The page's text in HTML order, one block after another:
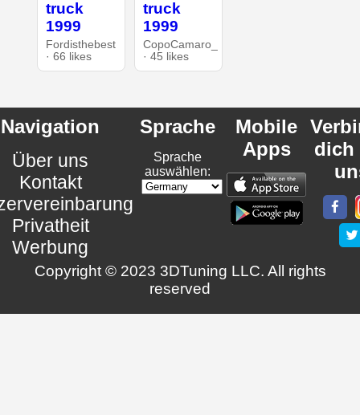
truck
1999
Fordisthebest
· 66 likes
truck
1999
CopoCamaro_
· 45 likes
Navigation
Über uns
Kontakt
Privatheit
Werbung
Sprache
Sprache
auswählen:
Mobile
Apps
dich
Copyright © 2023 3DTuning LLC. All rights
reserved